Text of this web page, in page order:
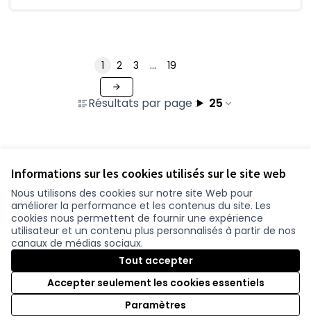
Informations sur les cookies utilisés sur le site web
Nous utilisons des cookies sur notre site Web pour
améliorer la performance et les contenus du site. Les
cookies nous permettent de fournir une expérience
utilisateur et un contenu plus personnalisés à partir de nos
canaux de médias sociaux.
Tout accepter
Accepter seulement les cookies essentiels
Paramètres
Résultats par page : 25
1 2 3 … 19
Conditions d'utilisation
Paramètres des cookies
participer.loire-atlantique.fr sur Facebook
(Nouvelle fenêtre)
participer.loire-atlantique.fr sur Instagram
(Nouvelle fenêtre)
participer.loire-atlantique.fr sur YouTube
(Nouvelle fenêtre)
Site réalisé grâce aulogiciel libre Decidim
(Nouvelle fenêtre)
.
Licence
(Nouvelle